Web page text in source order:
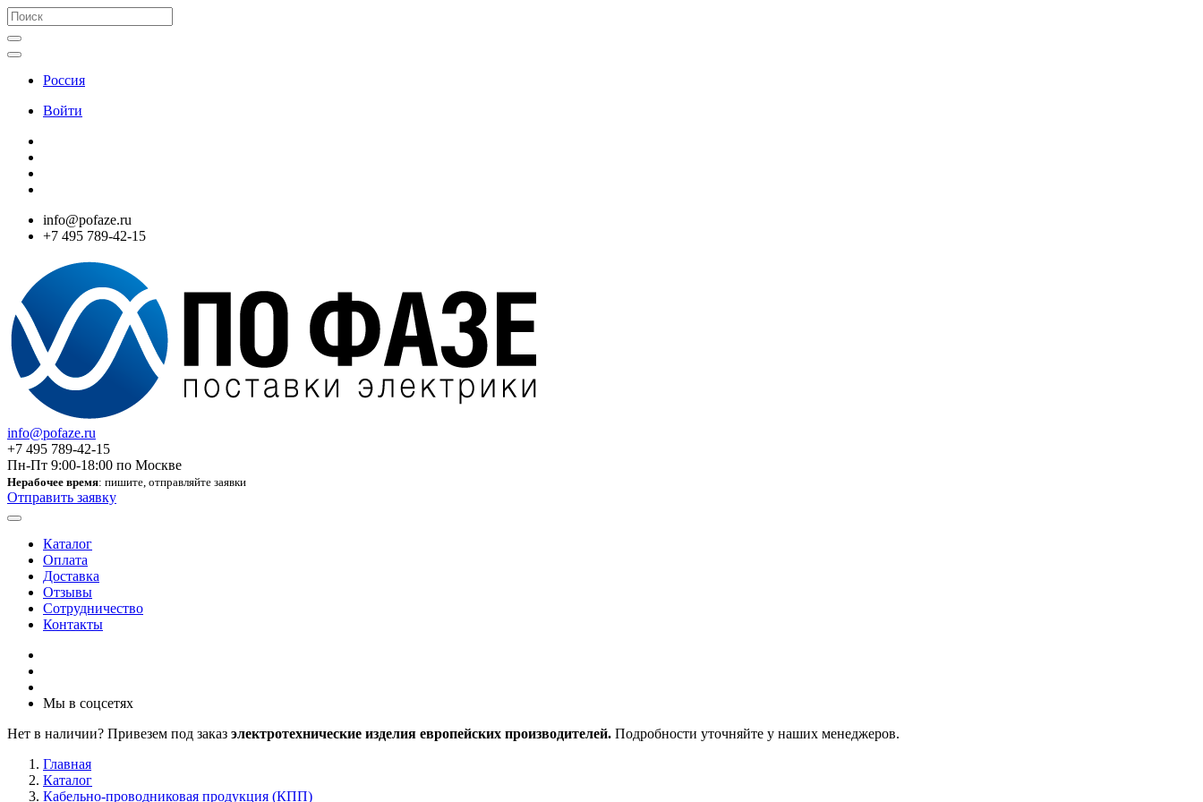
Россия
Войти
info@pofaze.ru
+7 495 789-42-15
info@pofaze.ru
+7 495 789-42-15
Пн-Пт 9:00-18:00 по Москве
Нерабочее время: пишите, отправляйте заявки
Отправить заявку
Каталог
Оплата
Доставка
Отзывы
Сотрудничество
Контакты
Мы в соцсетях
Нет в наличии? Привезем под заказ электротехнические изделия европейских производителей. Подробности уточняйте у наших менеджеров.
Главная
Каталог
Кабельно-проводниковая продукция (КПП)